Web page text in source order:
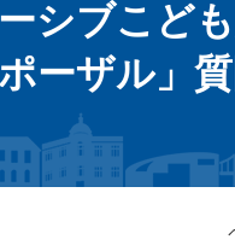
シブこど
ーザル」